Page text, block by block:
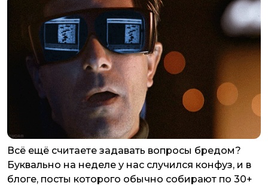
Всё ещё считаете задавать вопросы бредом?
Буквально на неделе у нас случился конфуз, и в
блоге, посты которого обычно собирают по 30+